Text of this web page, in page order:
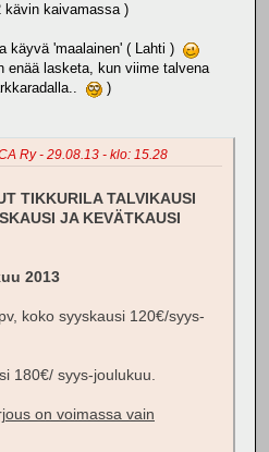
kävin kaivamassa )
käyvä 'maalainen' ( Lahti )
enää lasketa, kun viime talvena
)
Ry - 29.08.13 - klo: 15.28
TIKKURILA TALVIKAUSI
JA KEVÄTKAUSI
2013
koko syyskausi 120€/syys-
180€/ syys-joulukuu.
on voimassa vain